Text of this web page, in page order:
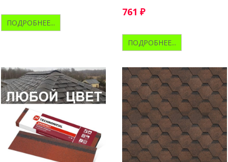
ПОДРОБНЕЕ...
оттенков, их переливы и
контрастные акценты.
761 ₽
ПОДРОБНЕЕ...